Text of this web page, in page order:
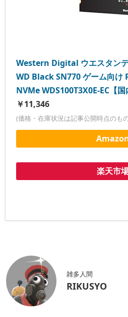
Western Digital ウエスタン
WD Black SN770 ゲーム向け
NVMe WDS100T3X0E-EC【国
￥11,346
(価格・在庫状況は記事公開時点のも
楽天市
雑多人間
RIKUSYO